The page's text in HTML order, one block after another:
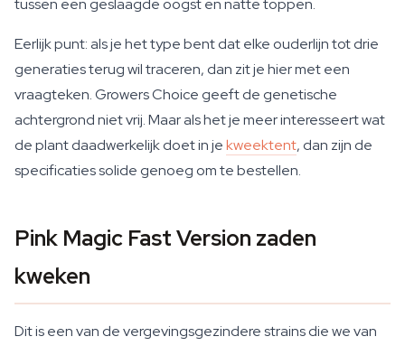
tussen een geslaagde oogst en natte toppen.
Eerlijk punt: als je het type bent dat elke ouderlijn tot drie
generaties terug wil traceren, dan zit je hier met een
vraagteken. Growers Choice geeft de genetische
achtergrond niet vrij. Maar als het je meer interesseert wat
de plant daadwerkelijk doet in jekweektent, dan zijn de
specificaties solide genoeg om te bestellen.
Pink Magic Fast Version zaden
kweken
Dit is een van de vergevingsgezindere strains die we van